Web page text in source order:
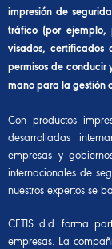
impresión de
tráfico (por ejemplo,
visados, certificados
permisos de conducir
mano para la gestión
Con productos
desarrolladas
empresas y
internacionales de
nuestros expertos se
CETIS d.d. forma
empresas. La